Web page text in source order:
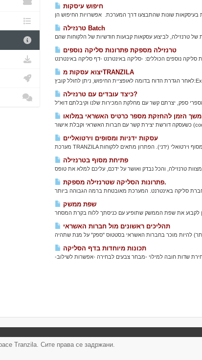
חיפוש עיסקות
טרנזילה Batch
טרנזילה מספקת פתרונות סליקה נוספים
יצוא עסקות מTRANZILA
כיצד עובדים עם טרנזילה?
משך הזמן להחזקת מספר כרטיס האשראי במלואו
עסקות ידניות ומסופים וירטואליים
פתיחת מסוף בטרנזילה
פתרונות הסליקה שטרנזילה מספקת.
שפת ממשק
תהליכים ראשונים מול חברות האשראי
תכונות מיוחדות בדף הסליקה
Tranzila. Сите права се задржани.